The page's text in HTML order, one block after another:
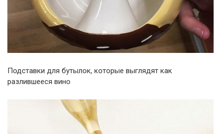
Подставки для бутылок, которые выглядят как
разлившееся вино